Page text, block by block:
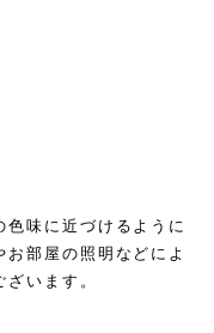
味に近づけるように
部屋の照明などによ
います。